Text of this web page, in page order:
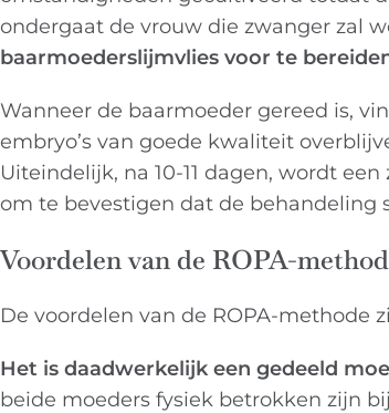
ondergaat de vrouw die zwanger zal
baarmoederslijmvlies voor te
Wanneer de baarmoeder gereed is,
embryo’s van goede kwaliteit
Uiteindelijk, na 10-11 dagen, wordt
om te bevestigen dat de behandeling
Voordelen van de ROPA-
De voordelen van de ROPA-methode
Het is daadwerkelijk een gedeeld
beide moeders fysiek betrokken zijn